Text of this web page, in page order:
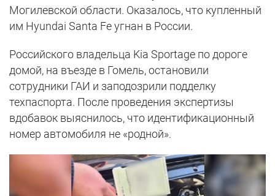
Могилевской области. Оказалось, что купленный
им Hyundai Santa Fe угнан в России.
Российского владельца Kia Sportage по дороге
домой, на въезде в Гомель, остановили
сотрудники ГАИ и заподозрили подделку
техпаспорта. После проведения экспертизы
вдобавок выяснилось, что идентификационный
номер автомобиля не «родной».